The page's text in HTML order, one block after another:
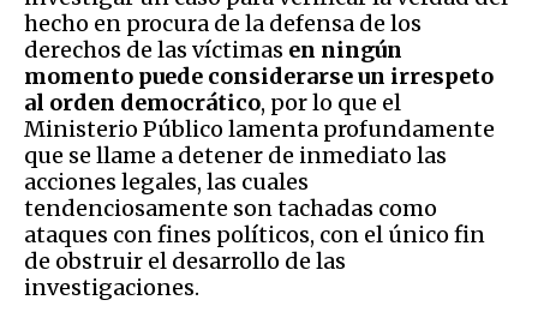
hecho en procura de la defensa de los
derechos de las víctimas en ningún
momento puede considerarse un irrespeto
al orden democrático, por lo que el
Ministerio Público lamenta profundamente
que se llame a detener de inmediato las
acciones legales, las cuales
tendenciosamente son tachadas como
ataques con fines políticos, con el único fin
de obstruir el desarrollo de las
investigaciones.